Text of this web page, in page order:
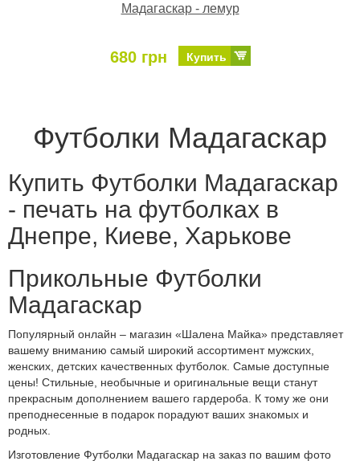
Мадагаскар - лемур
680 грн Купить
Футболки Мадагаскар
Купить Футболки Мадагаскар
- печать на футболках в
Днепре, Киеве, Харькове
Прикольные Футболки
Мадагаскар
Популярный онлайн – магазин «Шалена Майка» представляет
вашему вниманию самый широкий ассортимент мужских,
женских, детских качественных футболок. Самые доступные
цены! Стильные, необычные и оригинальные вещи станут
прекрасным дополнением вашего гардероба. К тому же они
преподнесенные в подарок порадуют ваших знакомых и
родных.
Изготовление Футболки Мадагаскар на заказ по вашим фото